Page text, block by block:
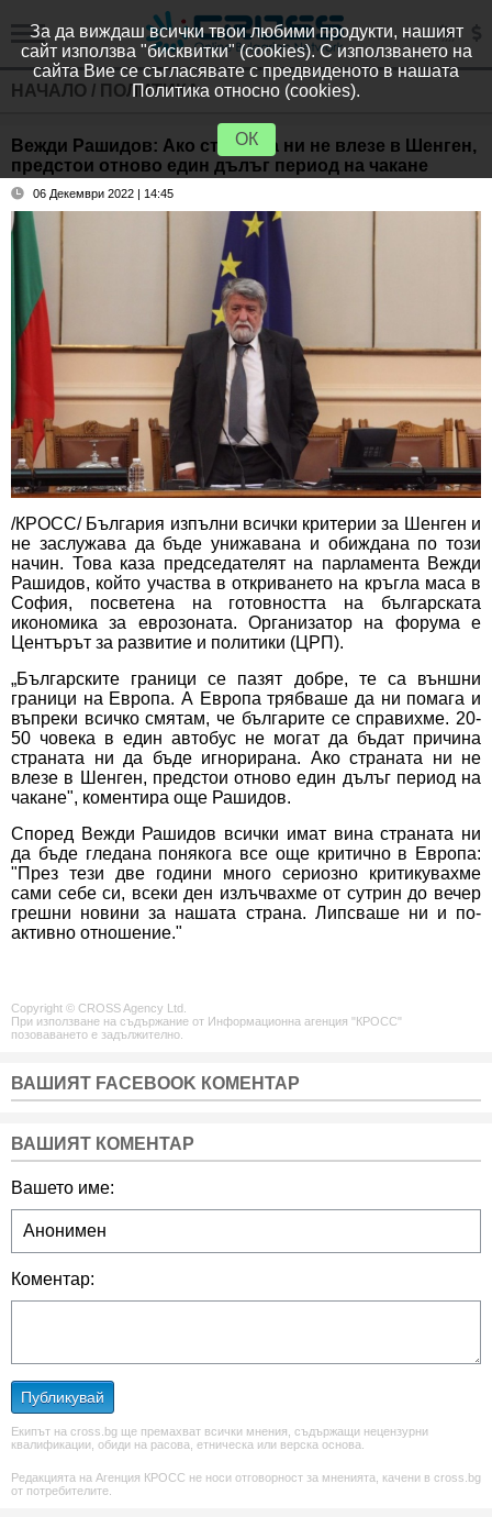
НАЧАЛО / ПОЛИТИКА
Вежди Рашидов: Ако страната ни не влезе в Шенген,
предстои отново един дълъг период на чакане
06 Декември 2022 | 14:45
/КРОСС/ България изпълни всички критерии за Шенген и
не заслужава да бъде унижавана и обиждана по този
начин. Това каза председателят на парламента Вежди
Рашидов, който участва в откриването на кръгла маса в
София, посветена на готовността на българската
икономика за еврозоната. Организатор на форума е
Центърът за развитие и политики (ЦРП).
„Българските граници се пазят добре, те са външни
граници на Европа. А Европа трябваше да ни помага и
въпреки всичко смятам, че българите се справихме. 20-
50 човека в един автобус не могат да бъдат причина
страната ни да бъде игнорирана. Ако страната ни не
влезе в Шенген, предстои отново един дълъг период на
чакане", коментира още Рашидов.
Според Вежди Рашидов всички имат вина страната ни
да бъде гледана понякога все още критично в Европа:
"През тези две години много сериозно критикувахме
сами себе си, всеки ден излъчвахме от сутрин до вечер
грешни новини за нашата страна. Липсваше ни и по-
активно отношение."
Copyright © CROSS Agency Ltd.
При използване на съдържание от Информационна агенция "КРОСС"
позоваването е задължително.
ВАШИЯТ FACEBOOK КОМЕНТАР
ВАШИЯТ КОМЕНТАР
Вашето име:
Коментар:
Публикувай
Екипът на cross.bg ще премахват всички мнения, съдържащи нецензурни
квалификации, обиди на расова, етническа или верска основа.
Редакцията на Агенция КРОСС не носи отговорност за мненията, качени в cross.bg
от потребителите.
За да виждаш всички твои любими продукти, нашият
сайт използва "бисквитки" (cookies). С използването на
сайта Вие се съгласявате с предвиденото в нашата
Политика относно (cookies).
ОК